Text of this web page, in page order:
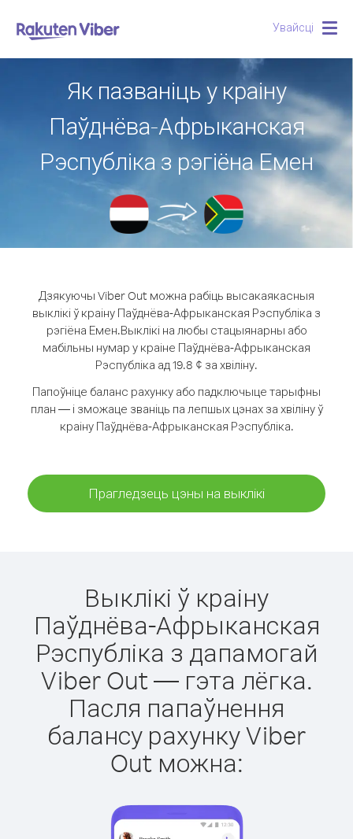
Увайсці
Як пазваніць у краіну
Паўднёва-Афрыканская
Рэспубліка з рэгіёна Емен
Дзякуючы Viber Out можна рабіць высакаякасныя
выклікі ў краіну Паўднёва-Афрыканская Рэспубліка з
рэгіёна Емен.Выклікі на любы стацыянарны або
мабільны нумар у краіне Паўднёва-Афрыканская
Рэспубліка ад 19.8 ¢ за хвіліну.
Папоўніце баланс рахунку або падключыце тарыфны
план — і зможаце званіць па лепшых цэнах за хвіліну ў
краіну Паўднёва-Афрыканская Рэспубліка.
Прагледзець цэны на выклікі
Выклікі ў краіну
Паўднёва-Афрыканская
Рэспубліка з дапамогай
Viber Out — гэта лёгка.
Пасля папаўнення
балансу рахунку Viber
Out можна: